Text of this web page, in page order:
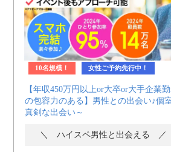
10名規模！ 女性ご予約先行中！
【年収450万円以上or大卒or大手企業
の包容力のある】男性との出会い♪個
真剣な出会い～
＼ ハイスペ男性と出会える ／